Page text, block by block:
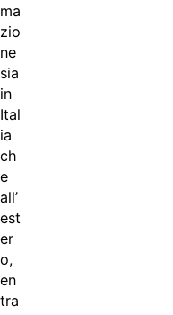
ma
zio
ne
sia
in
Ital
ia
ch
e
all’
est
er
o,
en
tra